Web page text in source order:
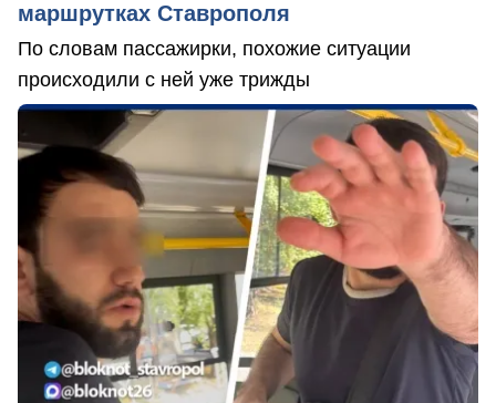
маршрутках Ставрополя
По словам пассажирки, похожие ситуации
происходили с ней уже трижды